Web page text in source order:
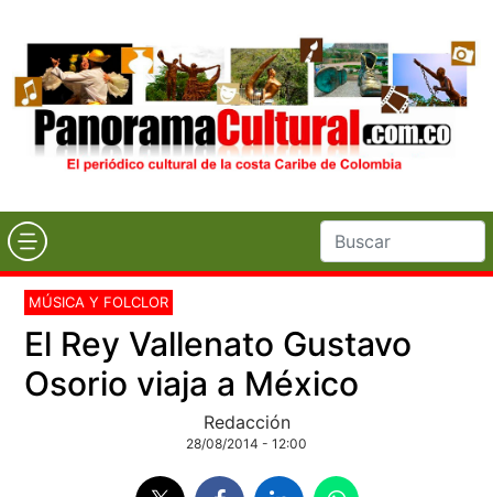
MÚSICA Y FOLCLOR
El Rey Vallenato Gustavo
Osorio viaja a México
Redacción
28/08/2014 - 12:00